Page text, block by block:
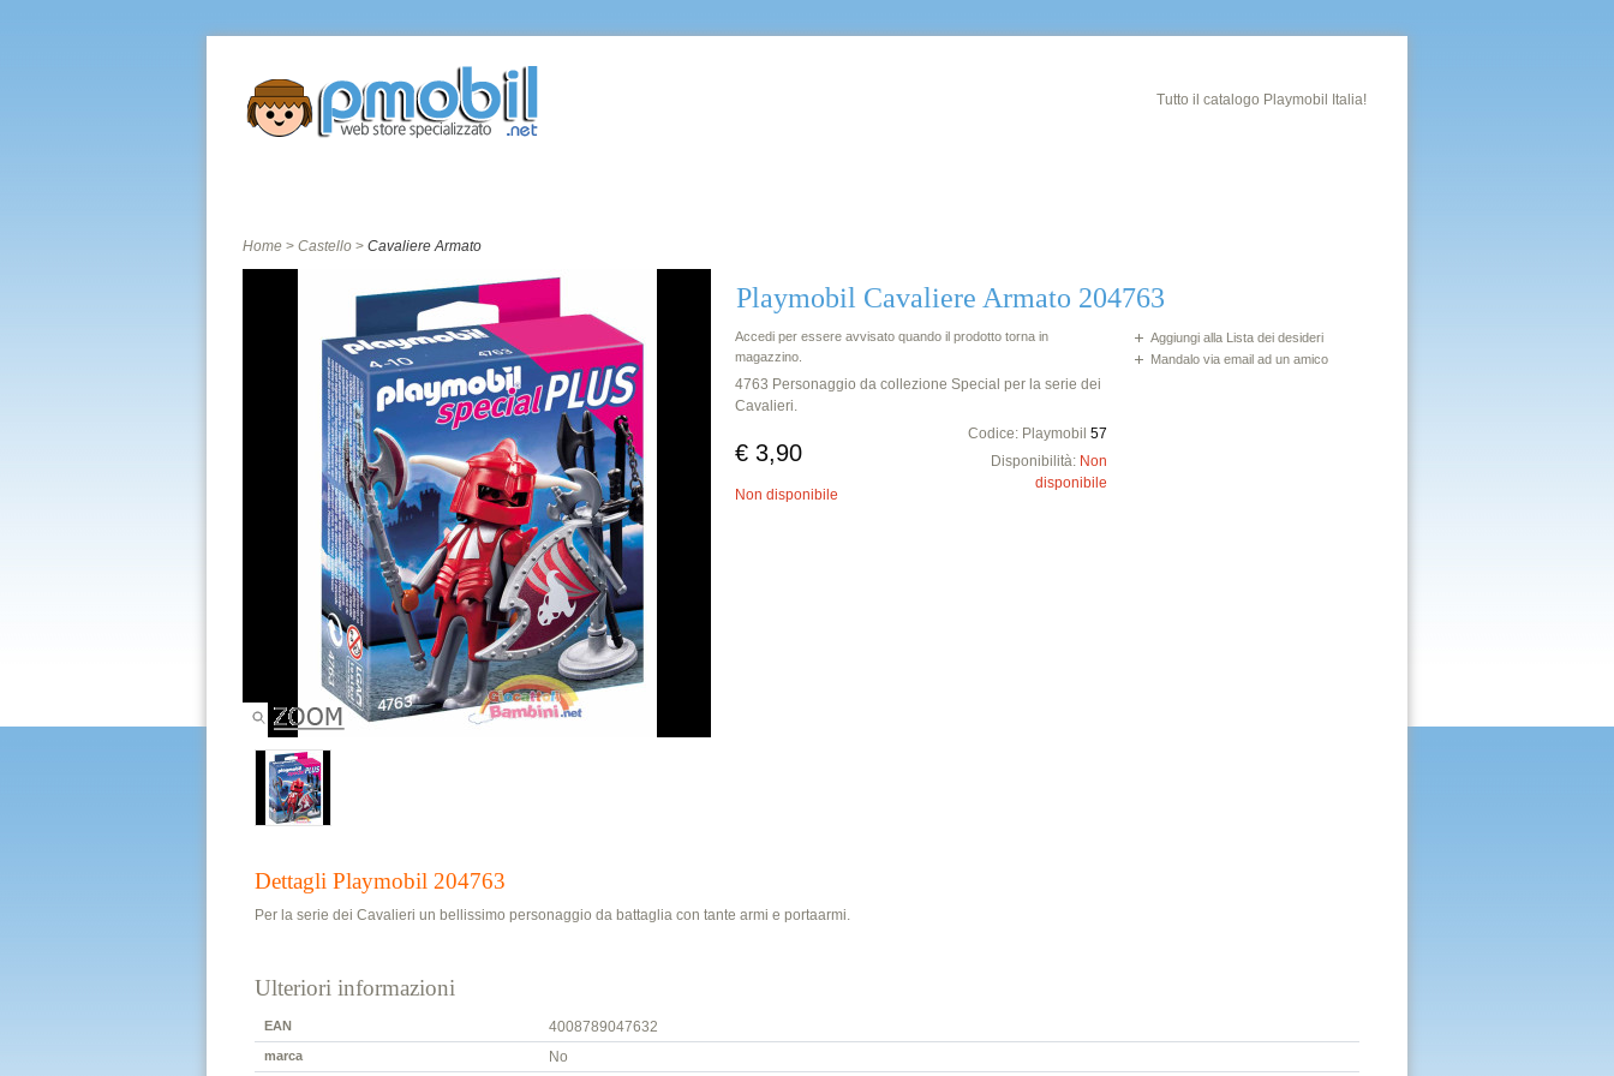
Tutto il catalogo Playmobil Italia!
Home > Castello > Cavaliere Armato
Playmobil Cavaliere Armato 204763
Accedi per essere avvisato quando il prodotto torna in
magazzino.
4763 Personaggio da collezione Special per la serie dei
Cavalieri.
€ 3,90
Codice: Playmobil 57
Disponibilità: Non
disponibile
Non disponibile
Aggiungi alla Lista dei desideri
Mandalo via email ad un amico
Dettagli Playmobil 204763
Per la serie dei Cavalieri un bellissimo personaggio da battaglia con tante armi e portaarmi.
Ulteriori informazioni
EAN 4008789047632
marca No